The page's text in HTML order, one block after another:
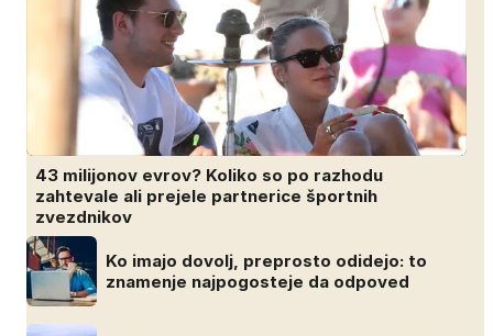
43 milijonov evrov? Koliko so po razhodu
zahtevale ali prejele partnerice športnih
zvezdnikov
Ko imajo dovolj, preprosto odidejo: to
znamenje najpogosteje da odpoved